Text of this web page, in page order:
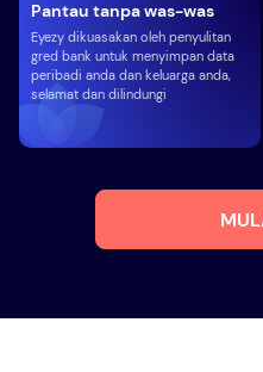
Pantau tanpa was-was
Eyezy dikuasakan oleh penyulitan
gred bank untuk menyimpan data
peribadi anda dan keluarga anda,
selamat dan dilindungi